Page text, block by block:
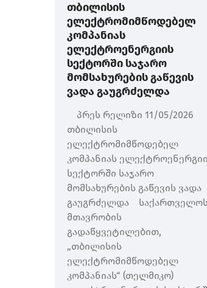
თბილისის
ელექტრომიმწოდებელ
კომპანიას
ელექტროენერგიის
სექტორში საჯარო
მომსახურების გაწევის
ვადა გაუგრძელდა
პრეს რელიზი 11/05/2026
თბილისის
ელექტრომიმწოდებელ
კომპანიას
სექტორში საჯარო
მომსახურების გაწევის ვადა
გაუგრძელდა
მთავრობის
გადაწყვეტილებით,
„თბილისის
ელექტრომიმწოდებელ
კომპანიას“ (თელმიკო)